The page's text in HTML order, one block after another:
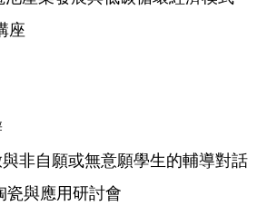
座
非自願或無意願學生的輔導對話
瓷與應用研討會